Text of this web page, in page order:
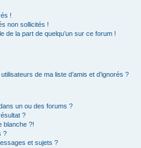
!
non sollicités !
de la part de quelqu’un sur ce forum !
de ma liste d’amis et d’ignorés ?
un ou des forums ?
?
blanche ?!
?
et sujets ?